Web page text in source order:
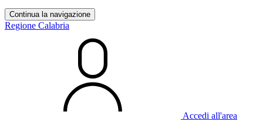
Continua la navigazione
Regione Calabria
Accedi all'area